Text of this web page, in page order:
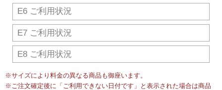
E6 ご利用状況
E7 ご利用状況
E8 ご利用状況
※サイズにより料金の異なる商品も御座います。
※ご注文確定後に「ご利用できない日付です」と表示された場合は商品